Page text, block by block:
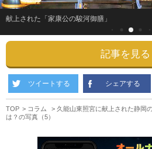
献上された「家康公の駿河御膳」
記事を見る
ツイートする シェアする
TOP コラム
久能山東照宮に献上された静岡
は？の写真（5）